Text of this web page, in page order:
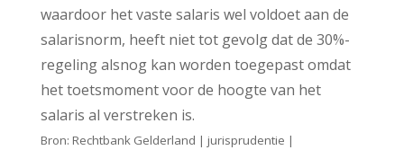
waardoor het vaste salaris wel voldoet aan de
salarisnorm, heeft niet tot gevolg dat de 30%-
regeling alsnog kan worden toegepast omdat
het toetsmoment voor de hoogte van het
salaris al verstreken is.
Bron: Rechtbank Gelderland | jurisprudentie |